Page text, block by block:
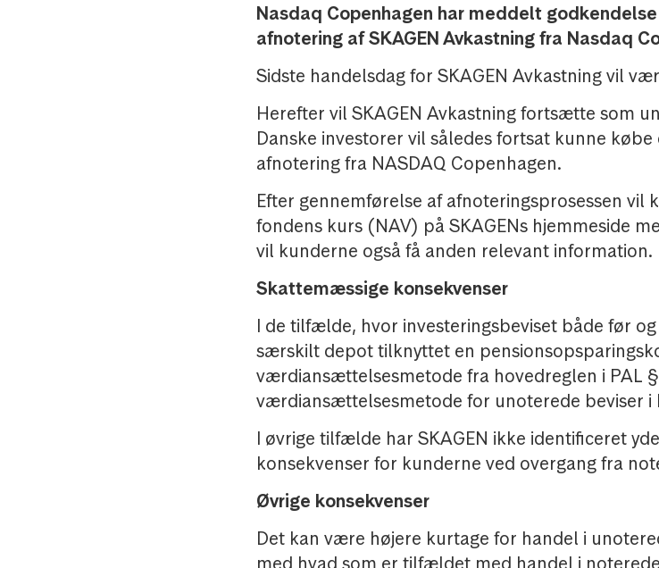
Nasdaq Copenhagen har meddelt godkendelse
afnotering af SKAGEN Avkastning fra Nasdaq
Sidste handelsdag for SKAGEN Avkastning vil
Herefter vil SKAGEN Avkastning fortsætte som
Danske investorer vil således fortsat kunne
afnotering fra NASDAQ Copenhagen.
Efter gennemførelse af afnoteringsprosessen
fondens kurs (NAV) på SKAGENs hjemmeside
vil kunderne også få anden relevant information.
Skattemæssige konsekvenser
I de tilfælde, hvor investeringsbeviset både før
særskilt depot tilknyttet en
værdiansættelsesmetode fra hovedreglen i PAL
værdiansættelsesmetode for unoterede beviser i
I øvrige tilfælde har SKAGEN ikke identificeret
konsekvenser for kunderne ved overgang fra
Øvrige konsekvenser
Det kan være højere kurtage for handel i